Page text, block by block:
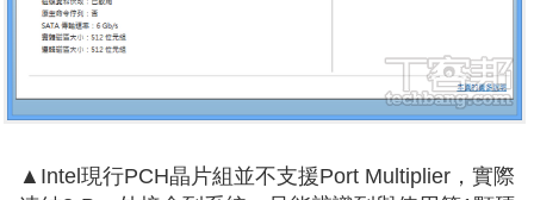
▲Intel現行PCH晶片組並不支援Port Multiplier，實際